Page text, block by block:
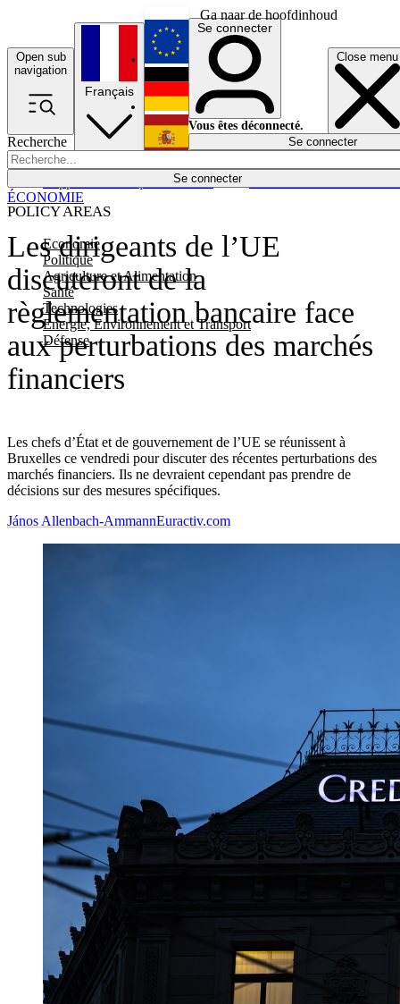
Ga naar de hoofdinhoud
Open sub
navigation
Close menu
Recherche
Se connecter
POLICY AREAS
Economie
Politique
Agriculture et Alimentation
Santé
Technologies
Energie, Environnement et Transport
Défense
Économie
Français
English
Deutsch
Español
Se connecter
Vous êtes déconnecté.
Se connecter
Les dirigeants de l’UE
discuteront de la
règlementation bancaire face
aux perturbations des marchés
financiers
Les chefs d’État et de gouvernement de l’UE se réunissent à
Bruxelles ce vendredi pour discuter des récentes perturbations des
marchés financiers. Ils ne devraient cependant pas prendre de
décisions sur des mesures spécifiques.
ÉCONOMIE
János Allenbach-AmmannEuractiv.com